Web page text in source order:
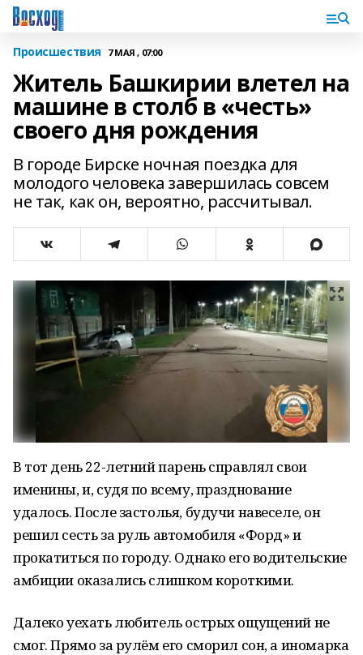
Происшествия 7 МАЯ , 07:00
Житель Башкирии влетел на
машине в столб в «честь»
своего дня рождения
В городе Бирске ночная поездка для
молодого человека завершилась совсем
не так, как он, вероятно, рассчитывал.
В тот день 22-летний парень справлял свои
именины, и, судя по всему, празднование
удалось. После застолья, будучи навеселе, он
решил сесть за руль автомобиля «Форд» и
прокатиться по городу. Однако его водительские
амбиции оказались слишком короткими.
Далеко уехать любитель острых ощущений не
смог. Прямо за рулём его сморил сон, а иномарка